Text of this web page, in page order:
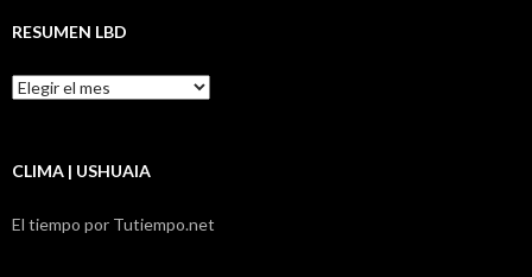
RESUMEN LBD
Resumen
LBD
CLIMA | USHUAIA
El tiempo por Tutiempo.net